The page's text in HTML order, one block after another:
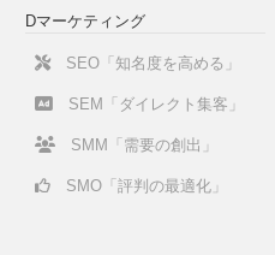
Dマーケティング
SEO「知名度を高める」
SEM「ダイレクト集客」
SMM「需要の創出」
SMO「評判の最適化」